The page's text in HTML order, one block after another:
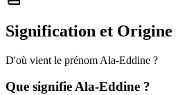
Signification et Origine
D'où vient le prénom Ala-Eddine ?
Que signifieAla-Eddine ?